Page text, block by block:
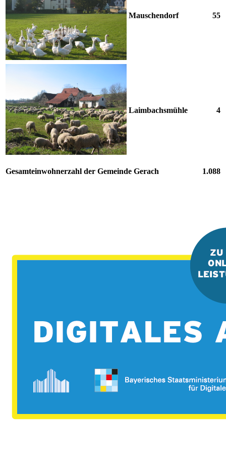
Mauschendorf 55
Laimbachsmühle 4
Gesamteinwohnerzahl der Gemeinde Gerach 1.088